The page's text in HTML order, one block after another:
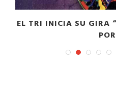
EL TRI INICIA SU GIRA